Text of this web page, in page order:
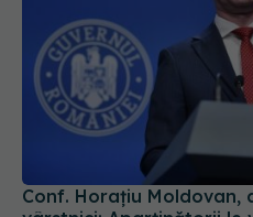
Conf. Horațiu
vârstnici: Aparținătorii
programările medicale
16 iul 2026, 19:55